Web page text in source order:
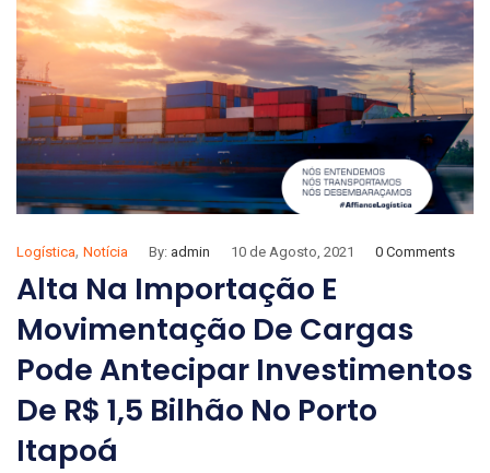
Logística, Notícia By: admin 10 de Agosto, 2021 0 Comments
Alta Na Importação E
Movimentação De Cargas
Pode Antecipar Investimentos
De R$ 1,5 Bilhão No Porto
Itapoá